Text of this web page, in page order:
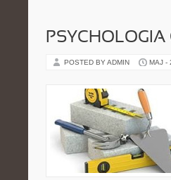
PSYCHOLOGIA
POSTED BY ADMIN MAJ -